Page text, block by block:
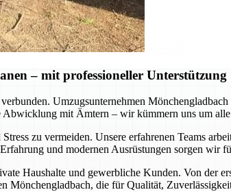
– mit professioneller Unterstützung
Umzugsunternehmen
mit Ämtern – wir kümmern uns um
zu vermeiden. Unsere erfahrenen Teams
und modernen Ausrüstungen sorgen wir
Haushalte und gewerbliche Kunden. Von der
Mönchengladbach, die für Qualität,